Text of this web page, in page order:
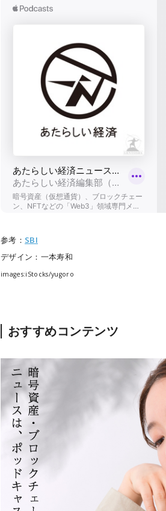
参考： SBI
デザイン：一本寿和
images:iStocks/yugoro
おすすめコンテンツ